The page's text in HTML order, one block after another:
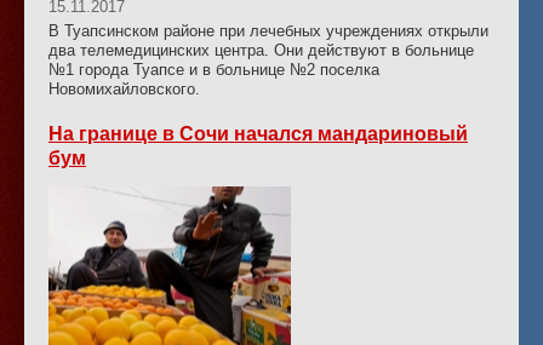
15.11.2017
В Туапсинском районе при лечебных учреждениях открыли
два телемедицинских центра. Они действуют в больнице
№1 города Туапсе и в больнице №2 поселка
Новомихайловского.
На границе в Сочи начался мандариновый
бум